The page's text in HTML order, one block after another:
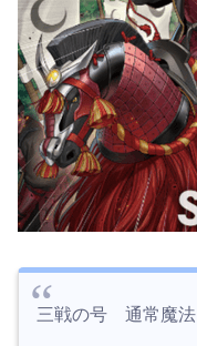
三戦の号 通常魔法